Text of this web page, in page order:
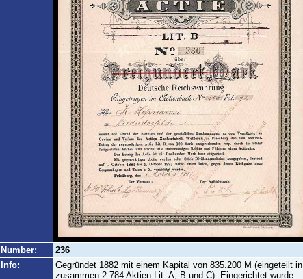
Number:
236
Info:
Gegründet 1882 mit einem Kapital von 835.200 M (eingeteilt in
zusammen 2.784 Aktien Lit. A, B und C). Eingerichtet wurde